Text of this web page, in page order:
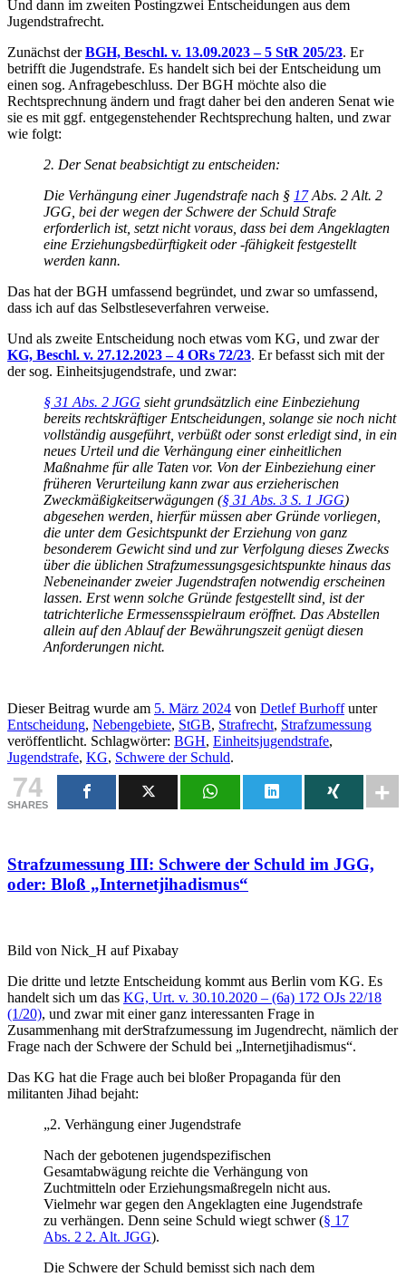
Und dann im zweiten Postingzwei Entscheidungen aus dem
Jugendstrafrecht.
Zunächst derBGH, Beschl. v. 13.09.2023 – 5 StR 205/23. Er
betrifft die Jugendstrafe. Es handelt sich bei der Entscheidung um
einen sog. Anfragebeschluss. Der BGH möchte also die
Rechtsprechnung ändern und fragt daher bei den anderen Senat wie
sie es mit ggf. entgegenstehender Rechtsprechung halten, und zwar
wie folgt:
2. Der Senat beabsichtigt zu entscheiden:
Die Verhängung einer Jugendstrafe nach § 17Abs. 2 Alt. 2
JGG, bei der wegen der Schwere der Schuld Strafe
erforderlich ist, setzt nicht voraus, dass bei dem Angeklagten
eine Erziehungsbedürftigkeit oder -fähigkeit festgestellt
werden kann.
Das hat der BGH umfassend begründet, und zwar so umfassend,
dass ich auf das Selbstleseverfahren verweise.
Und als zweite Entscheidung noch etwas vom KG, und zwar der
KG, Beschl. v. 27.12.2023 – 4 ORs 72/23. Er befasst sich mit der
der sog. Einheitsjugendstrafe, und zwar:
§ 31 Abs. 2 JGG sieht grundsätzlich eine Einbeziehung
bereits rechtskräftiger Entscheidungen, solange sie noch nicht
vollständig ausgeführt, verbüßt oder sonst erledigt sind, in ein
neues Urteil und die Verhängung einer einheitlichen
Maßnahme für alle Taten vor. Von der Einbeziehung einer
früheren Verurteilung kann zwar aus erzieherischen
Zweckmäßigkeitserwägungen (§ 31 Abs. 3 S. 1 JGG)
abgesehen werden, hierfür müssen aber Gründe vorliegen,
die unter dem Gesichtspunkt der Erziehung von ganz
besonderem Gewicht sind und zur Verfolgung dieses Zwecks
über die üblichen Strafzumessungsgesichtspunkte hinaus das
Nebeneinander zweier Jugendstrafen notwendig erscheinen
lassen. Erst wenn solche Gründe festgestellt sind, ist der
tatrichterliche Ermessensspielraum eröffnet. Das Abstellen
allein auf den Ablauf der Bewährungszeit genügt diesen
Anforderungen nicht.
Dieser Beitrag wurde am 5. März 2024 von Detlef Burhoffunter
Entscheidung, Nebengebiete, StGB, Strafrecht, Strafzumessung
veröffentlicht. Schlagwörter: BGH, Einheitsjugendstrafe,
Jugendstrafe, KG, Schwere der Schuld.
74
SHARES
Strafzumessung III: Schwere der Schuld im JGG,
oder: Bloß „Internetjihadismus“
Bild von Nick_H auf Pixabay
Die dritte und letzte Entscheidung kommt aus Berlin vom KG. Es
handelt sich um das KG, Urt. v. 30.10.2020 – (6a) 172 OJs 22/18
(1/20), und zwar mit einer ganz interessanten Frage in
Zusammenhang mit derStrafzumessung im Jugendrecht, nämlich der
Frage nach der Schwere der Schuld bei „Internetjihadismus“.
Das KG hat die Frage auch bei bloßer Propaganda für den
militanten Jihad bejaht:
„2. Verhängung einer Jugendstrafe
Nach der gebotenen jugendspezifischen
Gesamtabwägung reichte die Verhängung von
Zuchtmitteln oder Erziehungsmaßregeln nicht aus.
Vielmehr war gegen den Angeklagten eine Jugendstrafe
zu verhängen. Denn seine Schuld wiegt schwer (§ 17
Abs. 2 2. Alt. JGG).
Die Schwere der Schuld bemisst sich nach dem